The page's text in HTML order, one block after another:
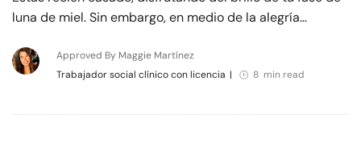
luna de miel. Sin embargo, en medio de la alegría…
Approved By Maggie Martínez
Trabajador social clínico con licencia | 8 min read